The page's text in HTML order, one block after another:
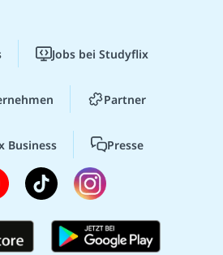
Jobs bei Studyflix
Partner
Business Presse